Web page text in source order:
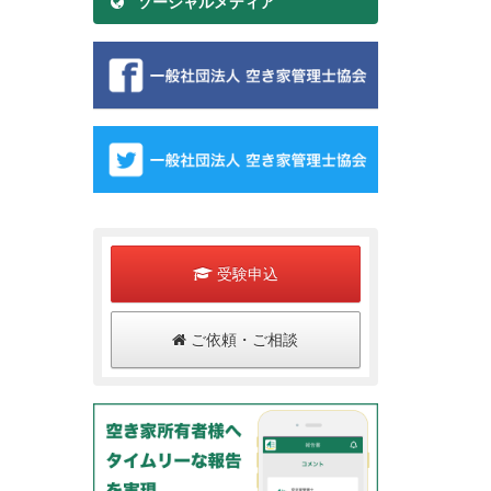
受験申込
ご依頼・ご相談